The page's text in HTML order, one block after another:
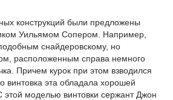
конструкций были предложены
Уильямом Сопером. Например,
снайдеровскому, но
расположенным справа немного
Причем курок при этом взводился
винтовка эта обладала хорошей
этой моделью винтовки сержант Джон